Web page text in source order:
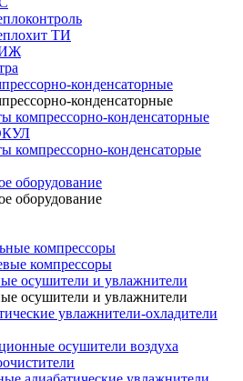
ТИ
конденсаторные
конденсаторные
компрессорно-конденсаторные
компрессорно-конденсаторые
оборудование
оборудование
компрессоры
компрессоры
осушители и увлажнители
осушители и увлажнители
увлажнители-охладители
осушители воздуха